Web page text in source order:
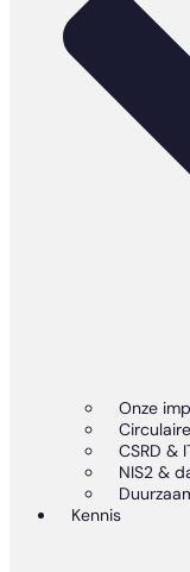
Onze
CSRD &
NIS2 &
Kennis